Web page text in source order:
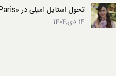
تحول استایل امیلی در «Emily in Paris» فصل ۵
14 دی,1404